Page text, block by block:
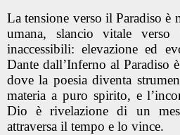
La tensione verso il Paradiso è
umana, slancio vitale verso
inaccessibili: elevazione ed
Dante dall’Inferno al Paradiso
dove la poesia diventa
materia a puro spirito, e
Dio è rivelazione di un
attraversa il tempo e lo vince.